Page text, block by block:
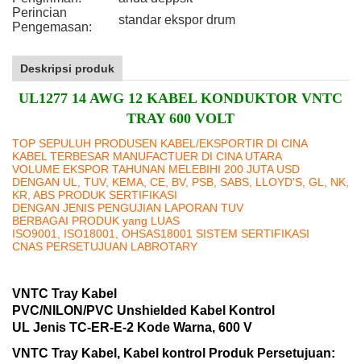
Perincian
Pengemasan:
standar ekspor drum
Deskripsi produk
UL1277 14 AWG 12 KABEL KONDUKTOR VNTC
TRAY 600 VOLT
TOP SEPULUH PRODUSEN KABEL/EKSPORTIR DI CINA
KABEL TERBESAR MANUFACTUER DI CINA UTARA
VOLUME EKSPOR TAHUNAN MELEBIHI 200 JUTA USD
DENGAN UL, TUV, KEMA, CE, BV, PSB, SABS, LLOYD'S, GL, NK,
KR, ABS PRODUK SERTIFIKASI
DENGAN JENIS PENGUJIAN LAPORAN TUV
BERBAGAI PRODUK yang LUAS
ISO9001, ISO18001, OHSAS18001 SISTEM SERTIFIKASI
CNAS PERSETUJUAN LABROTARY
VNTC Tray Kabel
PVC/NILON/PVC Unshielded Kabel Kontrol
UL Jenis TC-ER-E-2 Kode Warna, 600 V
VNTC Tray Kabel, Kabel kontrol Produk Persetujuan: